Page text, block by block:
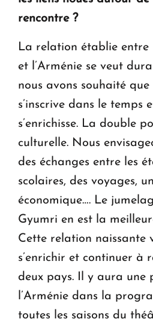
rencontre ?
La relation établie
et l’Arménie se veut
nous avons souhaité
s’inscrive dans le temps
s’enrichisse. La double
culturelle. Nous
des échanges entre les
scolaires, des voyages,
économique…. Le
Gyumri en est la
Cette relation naissante
s’enrichir et continuer à
deux pays. Il y aura une
l’Arménie dans la
toutes les saisons du